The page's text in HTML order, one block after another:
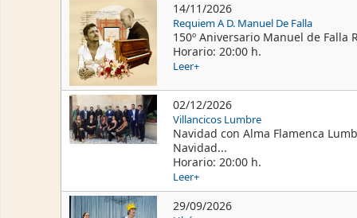
14/11/2026
Requiem A D. Manuel De Falla
150º Aniversario Manuel de Falla
Horario: 20:00 h.
Leer+
02/12/2026
Villancicos Lumbre
Navidad con Alma Flamenca
Navidad...
Horario: 20:00 h.
Leer+
29/09/2026